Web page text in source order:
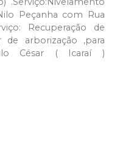
Peçanha com Rua
Recuperação de
arborização ,para
César ( Icaraí )